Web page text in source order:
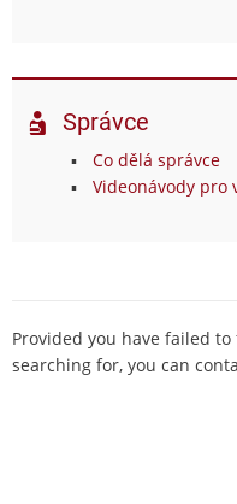
Správce
Co dělá správce
Videonávody pro
Provided you have failed
searching for, you can